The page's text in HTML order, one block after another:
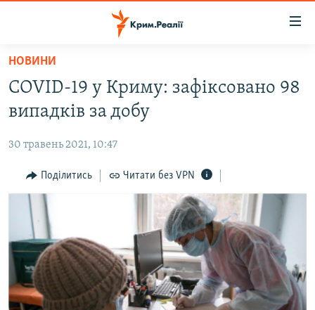
Перейти
основного
матеріалу
до
навігації
Перейти
пошуку
ПОЛІТИКА
БЛОГИ
ПОГЛЯД
ІНТЕРВ'Ю
ВСЕ ЗА ДЕНЬ
СПЕЦПРОЕКТИ
ДЕПОРТАЦІЯ
ЯК ОБІЙТИ БЛОКУВАННЯ
НОВИНИ
COVID-19 у Криму: зафіксовано 98
випадків за добу
30 травень 2021, 10:47
Поділитись Читати без VPN